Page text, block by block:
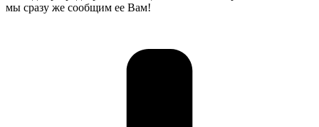
мы сразу же сообщим ее Вам!